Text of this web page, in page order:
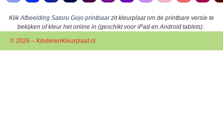
KlikAfbeelding Satoru Gojo printbaarzit kleurplaat om de printbare versie te
bekijken of kleur het online in (geschikt voor iPad en Android tablets).
© 2026 – KinderenKleurplaat.nl